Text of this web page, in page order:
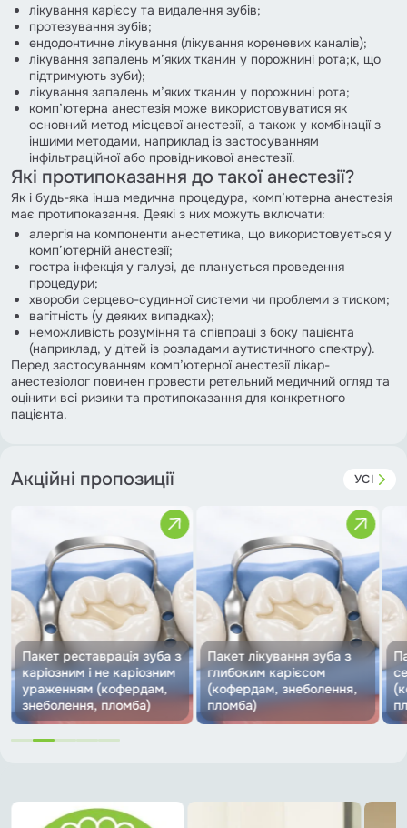
лікування карієсу та видалення зубів;
протезування зубів;
ендодонтичне лікування (лікування кореневих каналів);
лікування запалень м’яких тканин у порожнині рота;к, що
підтримують зуби);
лікування запалень м’яких тканин у порожнині рота;
комп’ютерна анестезія може використовуватися як
основний метод місцевої анестезії, а також у комбінації з
іншими методами, наприклад із застосуванням
інфільтраційної або провідникової анестезії.
Які протипоказання до такої анестезії?
Як і будь-яка інша медична процедура, комп’ютерна анестезія
має протипоказання. Деякі з них можуть включати:
алергія на компоненти анестетика, що використовується у
комп’ютерній анестезії;
гостра інфекція у галузі, де планується проведення
процедури;
хвороби серцево-судинної системи чи проблеми з тиском;
вагітність (у деяких випадках);
неможливість розуміння та співпраці з боку пацієнта
(наприклад, у дітей із розладами аутистичного спектру).
Перед застосуванням комп’ютерної анестезії лікар-
анестезіолог повинен провести ретельний медичний огляд та
оцінити всі ризики та протипоказання для конкретного
пацієнта.
Акційні пропозиції УСІ
Пакет лікування зуба з
глибоким карієсом
(кофердам, знеболення,
пломба)
Пакет лікування зуба з
середнім карієсом
(кофердам, знеболення,
пломба)